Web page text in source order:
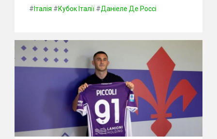
# Італія #Кубок Італії #Даніеле Де Россі